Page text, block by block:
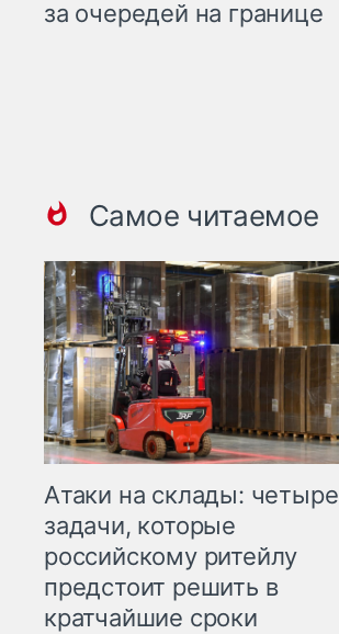
за очередей на границе
Самое читаемое
Атаки на склады: четыре
задачи, которые
российскому ритейлу
предстоит решить в
кратчайшие сроки